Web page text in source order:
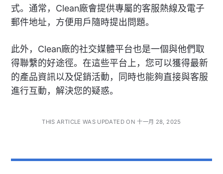
式。通常，Clean廠會提供專屬的客服熱線及電子
郵件地址，方便用戶隨時提出問題。
此外，Clean廠的社交媒體平台也是一個與他們取
得聯繫的好途徑。在這些平台上，您可以獲得最新
的產品資訊以及促銷活動，同時也能夠直接與客服
進行互動，解決您的疑惑。
THIS ARTICLE WAS UPDATED ON 十一月 28, 2025